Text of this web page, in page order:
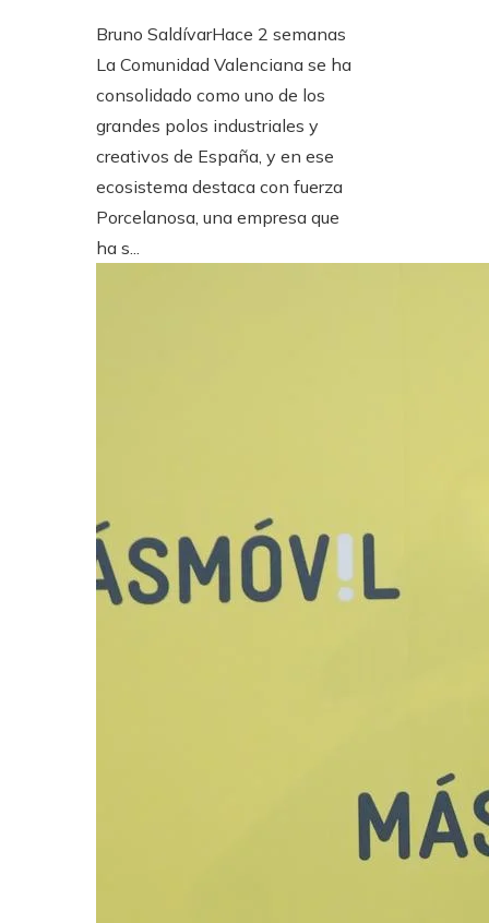
Bruno SaldívarHace 2 semanas
La Comunidad Valenciana se ha
consolidado como uno de los
grandes polos industriales y
creativos de España, y en ese
ecosistema destaca con fuerza
Porcelanosa, una empresa que
ha s...